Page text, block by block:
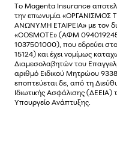
Το Magenta Insurance
την επωνυµία
ΑΝΩΝΥΜΗ ΕΤΑΙΡΕΙΑ» µε τον
«COSMOTE» (ΑΦΜ
1037501000), που εδρεύει
15124) και έχει νοµίµως
Διαµεσολαβητών του
αριθµό Ειδικού Μητρώου
εποπτεύεται δε, από τη
Ιδιωτικής Ασφάλισης (ΔΕΕΙΑ)
Υπουργείο Ανάπτυξης.